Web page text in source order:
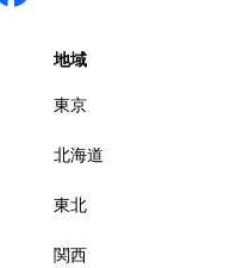
地域
東京
北海道
東北
関西